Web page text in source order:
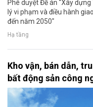
Phê duyệt Đề án "Xây
lý vi phạm và điều hành
đến năm 2050"
Hạ tầng
Kho vận, bán dẫn,
bất động sản công